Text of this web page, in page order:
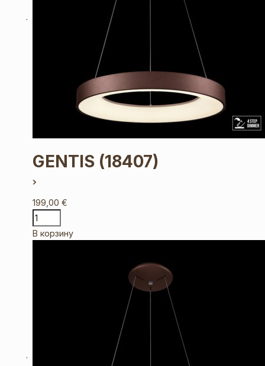
GENTIS (18407)
199,00€
В корзину